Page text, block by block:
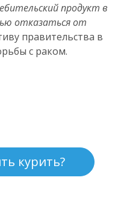
продукт в
отказаться от
правительства в
с раком.
курить?